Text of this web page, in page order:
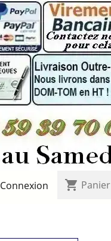
Connexion shopping_cart Panier